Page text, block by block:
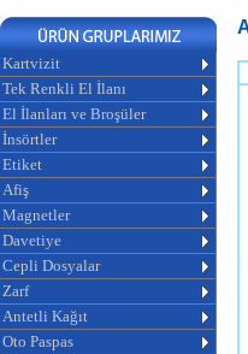
Kartvizit
Tek Renkli El İlanı
El İlanları ve Broşüler
İnsörtler
Etiket
Afiş
Magnetler
Davetiye
Cepli Dosyalar
Zarf
Antetli Kağıt
Oto Paspas